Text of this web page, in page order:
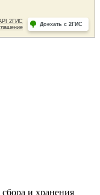
и хранения